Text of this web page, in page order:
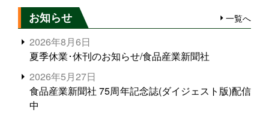
お知らせ 一覧へ
2026年8月6日
夏季休業･休刊のお知らせ/食品産業新聞社
2026年5月27日
食品産業新聞社 75周年記念誌(ダイジェスト版)配信
中